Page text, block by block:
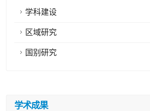
学科建设
区域研究
国别研究
学术成果